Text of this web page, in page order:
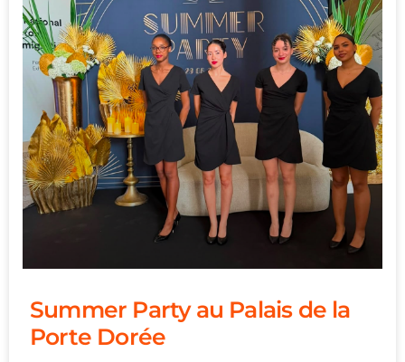
Summer Party au Palais de la
Porte Dorée